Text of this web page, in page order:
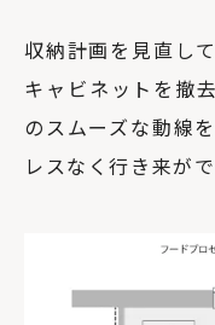
収納計画を見直し
キャビネットを撤
のスムーズな動線
レスなく行き来が